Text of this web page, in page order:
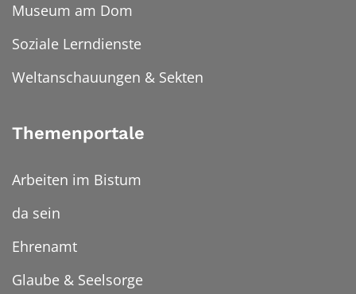
Museum am Dom
Soziale Lerndienste
Weltanschauungen & Sekten
Themenportale
Arbeiten im Bistum
da sein
Ehrenamt
Glaube & Seelsorge